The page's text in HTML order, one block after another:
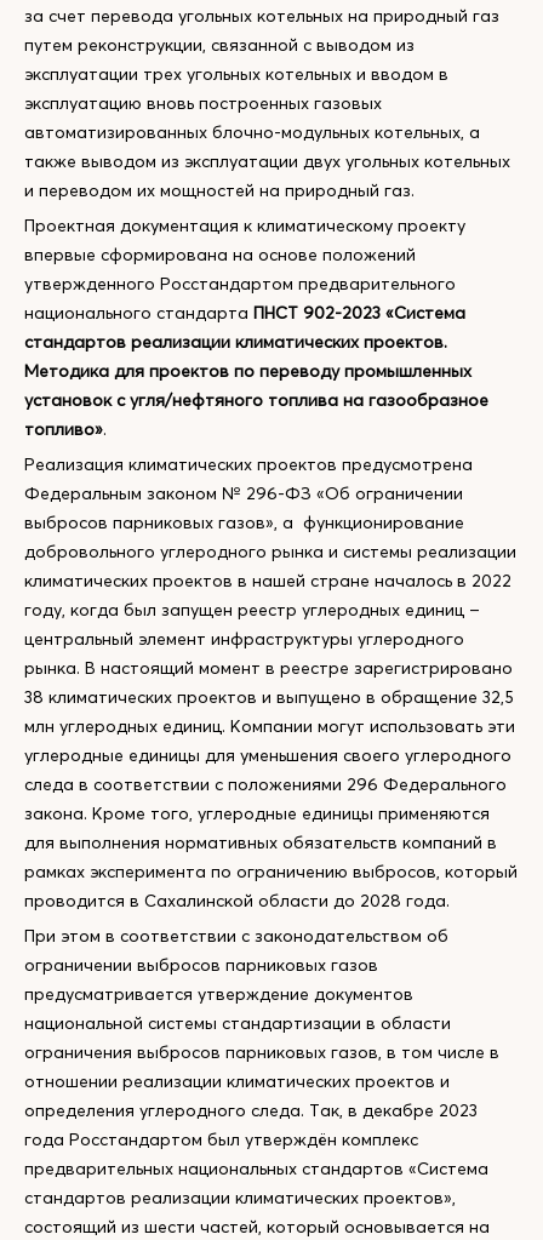
за счет перевода угольных котельных на природный газ
путем реконструкции, связанной с выводом из
эксплуатации трех угольных котельных и вводом в
эксплуатацию вновь построенных газовых
автоматизированных блочно-модульных котельных, а
также выводом из эксплуатации двух угольных котельных
и переводом их мощностей на природный газ.
Проектная документация к климатическому проекту
впервые сформирована на основе положений
утвержденного Росстандартом предварительного
национального стандарта ПНСТ 902-2023 «Система
стандартов реализации климатических проектов.
Методика для проектов по переводу промышленных
установок с угля/нефтяного топлива на газообразное
топливо».
Реализация климатических проектов предусмотрена
Федеральным законом № 296-ФЗ «Об ограничении
выбросов парниковых газов», а функционирование
добровольного углеродного рынка и системы реализации
климатических проектов в нашей стране началось в 2022
году, когда был запущен реестр углеродных единиц –
центральный элемент инфраструктуры углеродного
рынка. В настоящий момент в реестре зарегистрировано
38 климатических проектов и выпущено в обращение 32,5
млн углеродных единиц. Компании могут использовать эти
углеродные единицы для уменьшения своего углеродного
следа в соответствии с положениями 296 Федерального
закона. Кроме того, углеродные единицы применяются
для выполнения нормативных обязательств компаний в
рамках эксперимента по ограничению выбросов, который
проводится в Сахалинской области до 2028 года.
При этом в соответствии с законодательством об
ограничении выбросов парниковых газов
предусматривается утверждение документов
национальной системы стандартизации в области
ограничения выбросов парниковых газов, в том числе в
отношении реализации климатических проектов и
определения углеродного следа. Так, в декабре 2023
года Росстандартом был утверждён комплекс
предварительных национальных стандартов «Система
стандартов реализации климатических проектов»,
состоящий из шести частей, который основывается на